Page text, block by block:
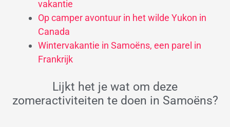
vakantie
Op camper avontuur in het wilde Yukon in
Canada
Wintervakantie in Samoëns, een parel in
Frankrijk
Lijkt het je wat om deze
zomeractiviteiten te doen in Samoëns?